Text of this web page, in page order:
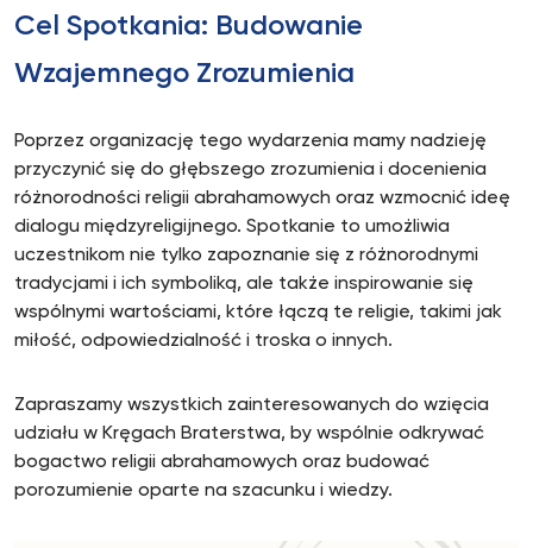
Cel Spotkania: Budowanie
Wzajemnego Zrozumienia
Poprzez organizację tego wydarzenia mamy nadzieję
przyczynić się do głębszego zrozumienia i docenienia
różnorodności religii abrahamowych oraz wzmocnić ideę
dialogu międzyreligijnego. Spotkanie to umożliwia
uczestnikom nie tylko zapoznanie się z różnorodnymi
tradycjami i ich symboliką, ale także inspirowanie się
wspólnymi wartościami, które łączą te religie, takimi jak
miłość, odpowiedzialność i troska o innych.
Zapraszamy wszystkich zainteresowanych do wzięcia
udziału w Kręgach Braterstwa, by wspólnie odkrywać
bogactwo religii abrahamowych oraz budować
porozumienie oparte na szacunku i wiedzy.